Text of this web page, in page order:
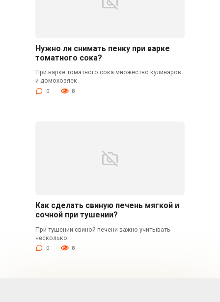
Нужно ли снимать пенку при варке
томатного сока?
При варке томатного сока множество кулинаров
и домохозяек
0 8
Как сделать свиную печень мягкой и
сочной при тушении?
При тушении свиной печени важно учитывать
несколько
0 8